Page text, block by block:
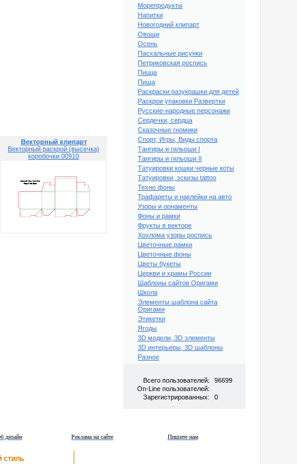
Векторный клипарт
Векторный раскрой (высечка)
коробочки 00910
Морепродукты
Напитки
Новогодний клипарт
Овощи
Осень
Пасхальные рисунки
Петриковская роспись
Пицца
Пища
Раскраски разукрашки для детей
Раскрои упаковки Развертки
Русские-народные персонажи
Сердечки, сердца
Сказочные гномики
Спорт, Игры, Виды спорта
Тангиры и гильоши I
Тангиры и гильоши II
Татуировки кошки черные коты
Татуировки, эскизы tattoo
Техно фоны
Трафареты и наклейки на авто
Узоры и орнаменты
Фоны и рамки
Фрукты в векторе
Хохлома узоры роспись
Цветочные рамки
Цветочные фоны
Цветы букеты
Церкви и храмы России
Шаблоны сайтов Оригами
Школа
Элементы шаблона сайта
Оригами
Этикетки
Ягоды
3D модели, 3D элементы
3D интерьеры, 3D шаблоны
Разное
Всего пользователей:
96699
On-Line пользователей:
Зарегистрированных:
0
Пишите нам
Реклама на сайте
дизайн
СТИЛЬ